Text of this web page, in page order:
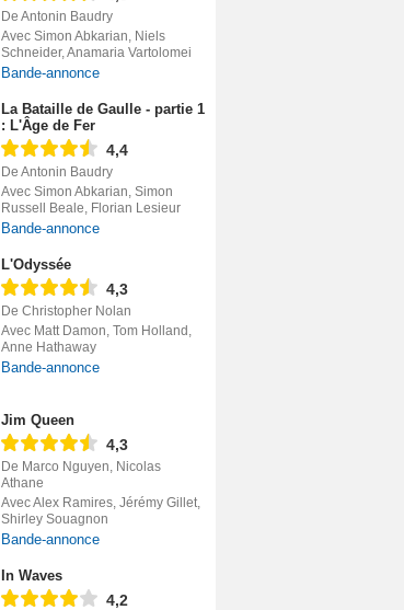
De Antonin Baudry
Avec Simon Abkarian, Niels
Schneider, Anamaria Vartolomei
Bande-annonce
La Bataille de Gaulle - partie 1
: L'Âge de Fer
4,4
De Antonin Baudry
Avec Simon Abkarian, Simon
Russell Beale, Florian Lesieur
Bande-annonce
L'Odyssée
4,3
De Christopher Nolan
Avec Matt Damon, Tom Holland,
Anne Hathaway
Bande-annonce
Jim Queen
4,3
De Marco Nguyen, Nicolas
Athane
Avec Alex Ramires, Jérémy Gillet,
Shirley Souagnon
Bande-annonce
In Waves
4,2